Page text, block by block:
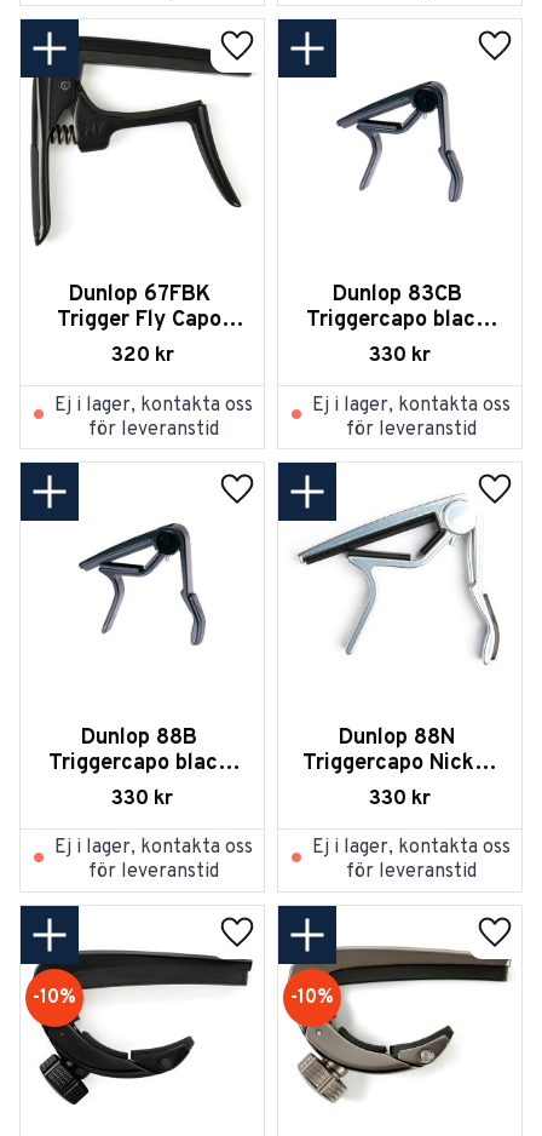
Dunlop 67FBK
Trigger Fly Capo
Classical - Black
320 kr
Lägg till i favoriter
Ej i lager, kontakta oss
för leveranstid
Dunlop 83CB
Triggercapo black
curved
330 kr
Ej i lager, kontakta oss
för leveranstid
Dunlop 88B
Triggercapo black
flat
330 kr
Lägg till i favoriter
Ej i lager, kontakta oss
för leveranstid
Dunlop 88N
Triggercapo Nickel
Flat
330 kr
Ej i lager, kontakta oss
för leveranstid
10%
Lägg till i favoriter
10%